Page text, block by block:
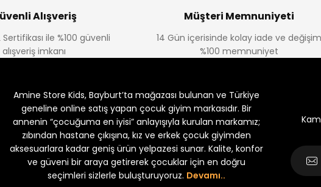
%18
Yeni
₺ 2.200 ₺ 1.800 ₺ 1.200
Alışveriş
Sertifikası ile %100 güvenli
alışveriş imkanı
Müşteri Memnuniyeti
14 Gün içerisinde kolay iade ve değişim
%100 memnuniyet
Amine Store Kids, Bayburt’ta mağazası bulunan ve Türkiye
geneline online satış yapan çocuk giyim markasıdır. Bir
annenin “çocuğuma en iyisi” anlayışıyla kurulan markamız;
zıbından hastane çıkışına, kız ve erkek çocuk giyimden
aksesuarlara kadar geniş ürün yelpazesi sunar. Kalite, konfor
ve güveni bir araya getirerek çocuklar için en doğru
seçimleri sizlerle buluşturuyoruz. Devamı..